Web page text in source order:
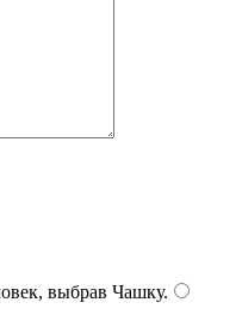
выбрав Чашку.